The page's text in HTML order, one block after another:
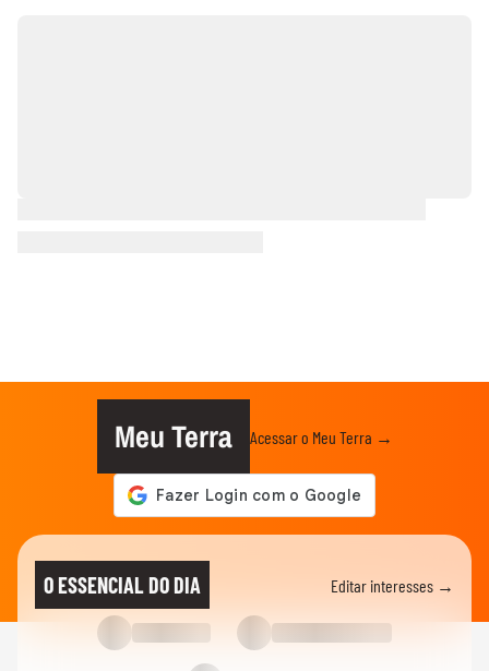
Meu Terra Acessar o Meu Terra →
O ESSENCIAL DO DIA Editar interesses →